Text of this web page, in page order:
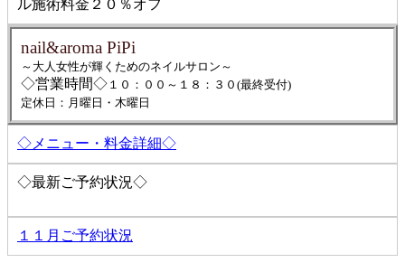
ル施術料金２０％オフ
nail&aroma PiPi
～大人女性が輝くためのネイルサロン～
◇営業時間◇ １０：００～１８：３０(最終受付)
定休日：月曜日・木曜日
◇メニュー・料金詳細◇
◇最新ご予約状況◇
１１月ご予約状況